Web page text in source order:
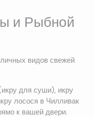
и Рыбной
видов свежей
для суши), икру
лосося в Чилливак
к вашей двери.